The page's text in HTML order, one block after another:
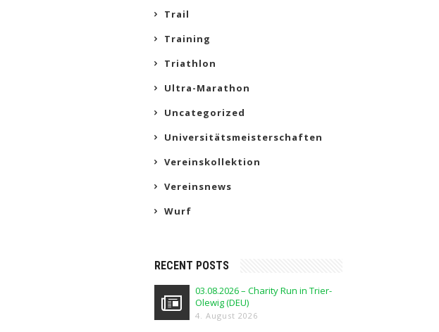
Trail
Training
Triathlon
Ultra-Marathon
Uncategorized
Universitätsmeisterschaften
Vereinskollektion
Vereinsnews
Wurf
RECENT POSTS
03.08.2026 – Charity Run in Trier-
Olewig (DEU)
4. August 2026